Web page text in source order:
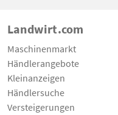
Landwirt.com
Maschinenmarkt
Händlerangebote
Kleinanzeigen
Händlersuche
Versteigerungen